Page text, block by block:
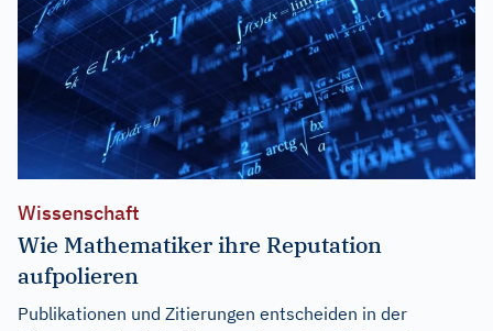
Wissenschaft
Wie Mathematiker ihre Reputation
aufpolieren
Publikationen und Zitierungen entscheiden in der